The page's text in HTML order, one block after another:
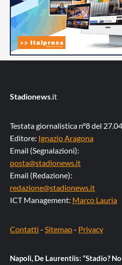
Stadionews.it
Testata giornalistica n°8 del
Editore: Ignazio Aragona
Email (Segnalazioni):
posta@stadionews.it
Email (Redazione):
redazione@stadionews.it
ICT Management: Marco Lauria
Contatti - Sitemap- Privacy
Napoli, De Laurentiis: “Stadio?